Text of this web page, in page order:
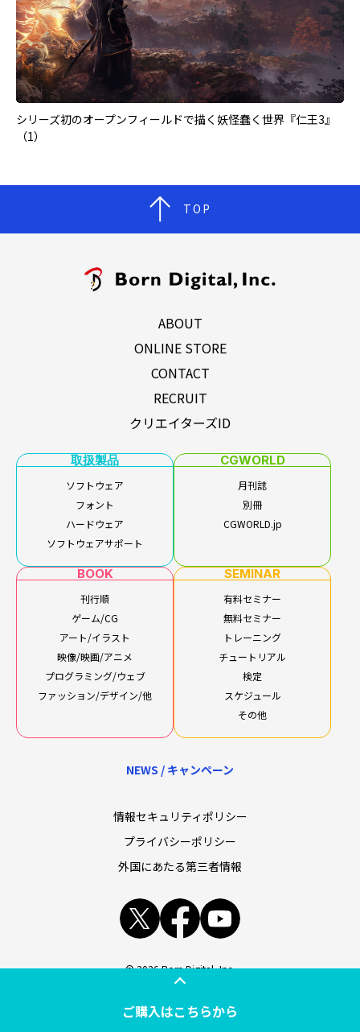
シリーズ初のオープンフィールドで描く妖怪蠢く世界『仁王3』
（1）
ご購入はこちらから
TOP
ABOUT
ONLINE STORE
CONTACT
RECRUIT
クリエイターズID
取扱製品
ソフトウェア
フォント
ハードウェア
ソフトウェアサポート
CGWORLD
月刊誌
別冊
CGWORLD.jp
BOOK
刊行順
ゲーム/CG
アート/イラスト
映像/映画/アニメ
プログラミング/ウェブ
ファッション/デザイン/他
SEMINAR
有料セミナー
無料セミナー
トレーニング
チュートリアル
検定
スケジュール
その他
NEWS / キャンペーン
情報セキュリティポリシー
プライバシーポリシー
外国にあたる第三者情報
x facebook
© 2026 Born Digital, Inc.